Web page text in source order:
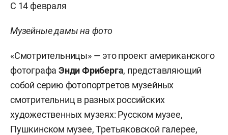
С 14 февраля
Музейные дамы на фото
«Смотрительницы» — это проект американского
фотографаЭнди Фриберга, представляющий
собой серию фотопортретов музейных
смотрительниц в разных российских
художественных музеях: Русском музее,
Пушкинском музее, Третьяковской галерее,